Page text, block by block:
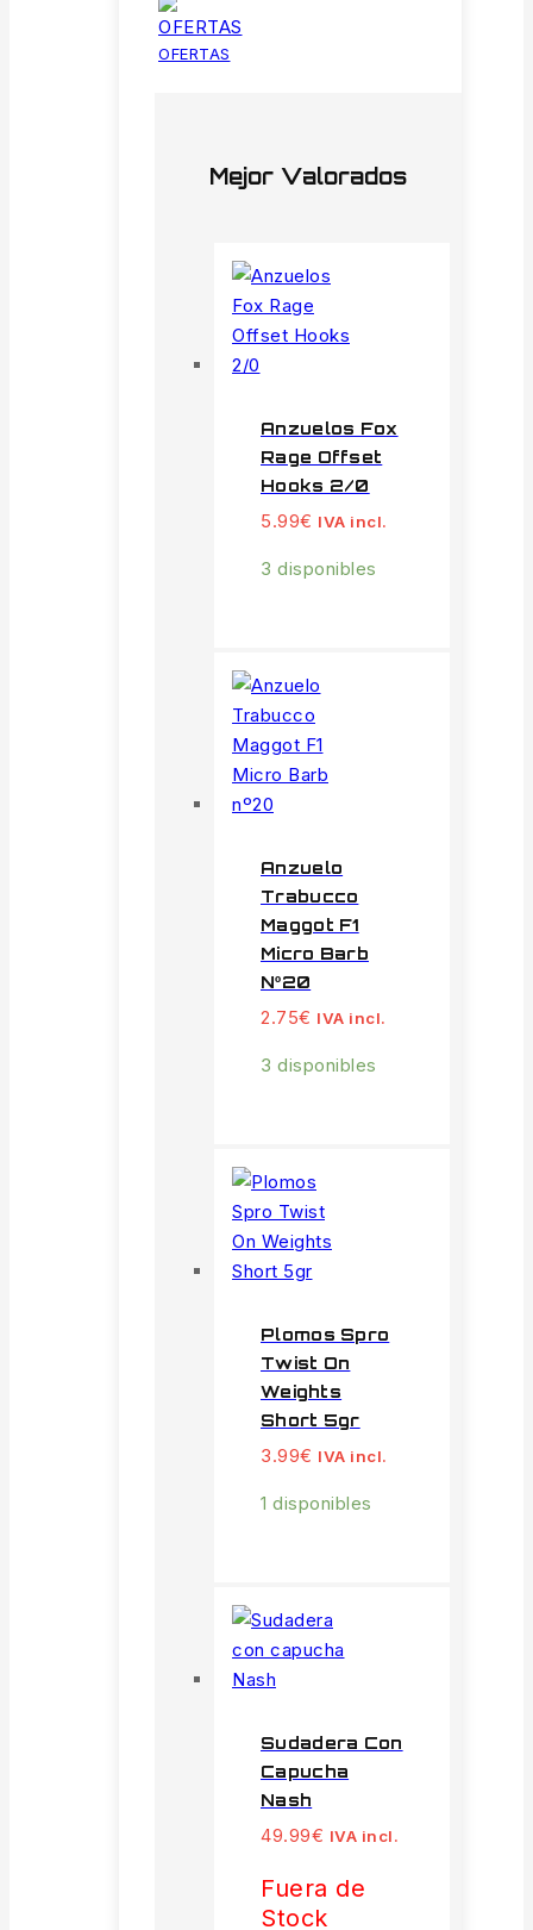
OFERTAS
Mejor Valorados
Anzuelos Fox
Rage Offset
Hooks 2/0
5.99€ IVA incl.
3 disponibles
Anzuelo
Trabucco
Maggot F1
Micro Barb
Nº20
2.75€ IVA incl.
3 disponibles
Plomos Spro
Twist On
Weights
Short 5gr
3.99€ IVA incl.
1 disponibles
Sudadera Con
Capucha
Nash
49.99€ IVA incl.
Fuera de
Stock